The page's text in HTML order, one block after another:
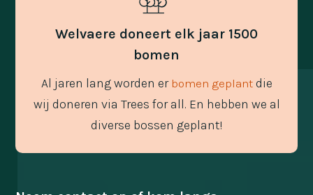
Welvaere doneert elk jaar 1500
bomen
Al jaren lang worden er bomen geplantdie
wij doneren via Trees for all. En hebben we al
diverse bossen geplant!